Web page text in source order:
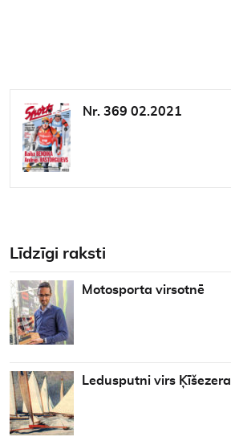
Nr. 369 02.2021
Līdzīgi raksti
Motosporta virsotnē
Ledusputni virs Ķīšezera